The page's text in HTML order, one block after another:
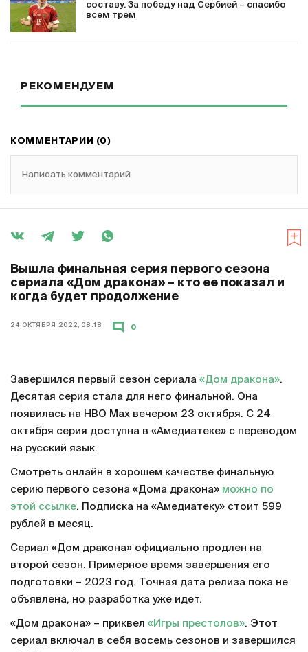
составу. За победу над Сербией – спасибо
всем трем
РЕКОМЕНДУЕМ
КОММЕНТАРИИ (0)
Написать комментарий
Вышла финальная серия первого сезона
сериала «Дом дракона» – кто ее показал и
когда будет продолжение
24 ОКТЯБРЯ 2022, 08:18 0
Завершился первый сезон сериала «Дом дракона».
Десятая серия стала для него финальной. Она
появилась на HBO Max вечером 23 октября. С 24
октября серия доступна в «Амедиатеке» с переводом
на русский язык.
Смотреть онлайн в хорошем качестве финальную
серию первого сезона «Дома дракона» можно по
этой ссылке. Подписка на «Амедиатеку» стоит 599
рублей в месяц.
Сериал «Дом дракона» официально продлен на
второй сезон. Примерное время завершения его
подготовки – 2023 год. Точная дата релиза пока не
объявлена, но разработка уже идет.
«Дом дракона» – приквел «Игры престолов». Этот
сериал включал в себя восемь сезонов и завершился